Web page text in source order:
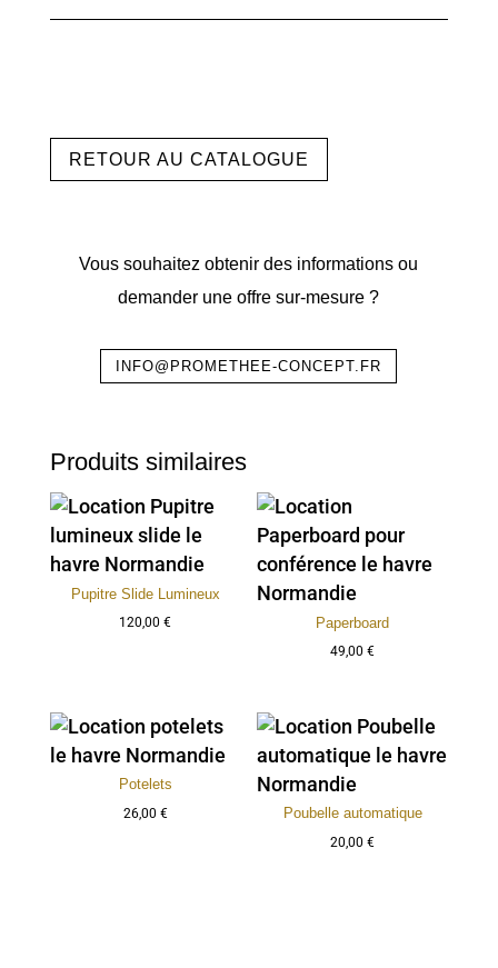
RETOUR AU CATALOGUE
Vous souhaitez obtenir des informations ou
demander une offre sur-mesure ?
INFO@PROMETHEE-CONCEPT.FR
Produits similaires
Pupitre Slide Lumineux
120,00€ Paperboard
49,00€
Potelets
26,00 € Poubelle automatique
20,00€